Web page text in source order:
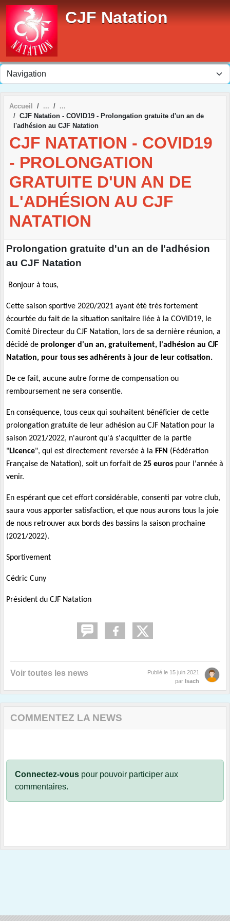
CJF Natation
Accueil
CJF Natation - COVID19 - Prolongation gratuite d'un an de
l'adhésion au CJF Natation
CJF NATATION - COVID19
- PROLONGATION
GRATUITE D'UN AN DE
L'ADHÉSION AU CJF
NATATION
Prolongation gratuite d'un an de l'adhésion
au CJF Natation
Bonjour à tous,
Cette saison sportive 2020/2021 ayant été très fortement
écourtée du fait de la situation sanitaire liée à la COVID19, le
Comité Directeur du CJF Natation, lors de sa dernière réunion, a
décidé de prolonger d'un an, gratuitement, l'adhésion au CJF
Natation, pour tous ses adhérents à jour de leur cotisation.
De ce fait, aucune autre forme de compensation ou
remboursement ne sera consentie.
En conséquence, tous ceux qui souhaitent bénéficier de cette
prolongation gratuite de leur adhésion au CJF Natation pour la
saison 2021/2022, n'auront qu'à s'acquitter de la partie
"Licence", qui est directement reversée à la FFN (Fédération
Française de Natation), soit un forfait de 25 euros pour l'année à
venir.
En espérant que cet effort considérable, consenti par votre club,
saura vous apporter satisfaction, et que nous aurons tous la joie
de nous retrouver aux bords des bassins la saison prochaine
(2021/2022).
Sportivement
Cédric Cuny
Président du CJF Natation
Voir toutes les news Publié le 15 juin 2021
par Isach
COMMENTEZ LA NEWS
Connectez-vous pour pouvoir participer aux
commentaires.
Panneau de gestion des cookies